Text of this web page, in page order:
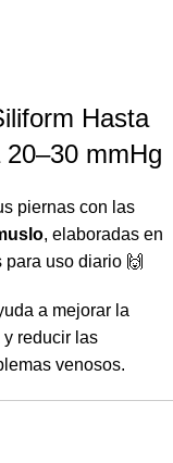
Hasta
mmHg
piernas con las
, elaboradas en
para uso diario 🙌
a mejorar la
reducir las
venosos.